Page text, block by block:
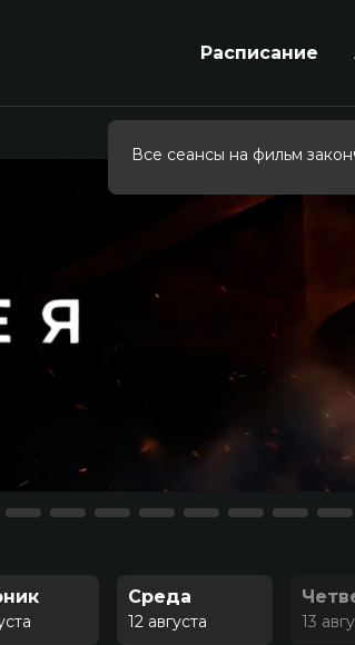
Расписание
Среда
12 августа 13
Все сеансы на фильм